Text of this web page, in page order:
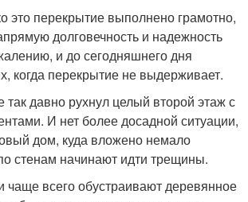
это перекрытие выполнено грамотно,
долговечность и надежность
и до сегодняшнего дня
когда перекрытие не выдерживает.
так давно рухнул целый второй этаж с
И нет более досадной ситуации,
дом, куда вложено немало
стенам начинают идти трещины.
чаще всего обустраивают деревянное